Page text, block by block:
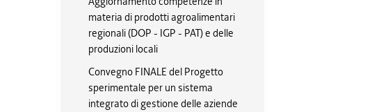
materia di prodotti agroalimentari
regionali (DOP - IGP - PAT) e delle
produzioni locali
Convegno FINALE del Progetto
sperimentale per un sistema
integrato di gestione delle aziende